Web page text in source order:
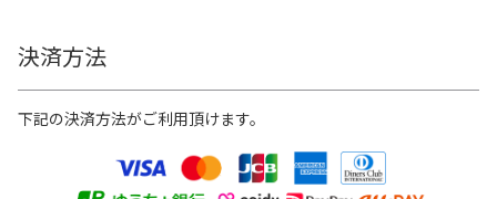
決済方法
下記の決済方法がご利用頂けます。